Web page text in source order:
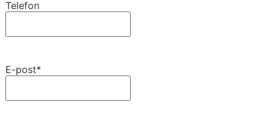
Telefon
E-post*